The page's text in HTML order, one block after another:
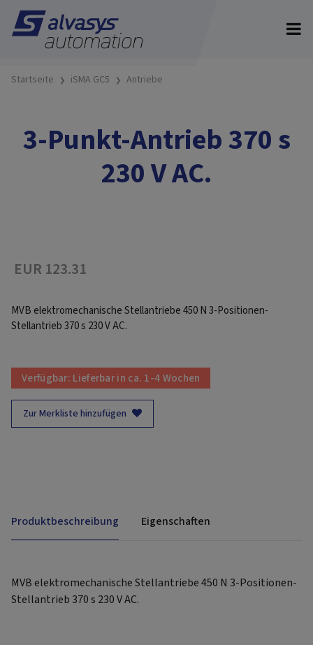
Startseite iSMA GC5 Antriebe
3-Punkt-Antrieb 370 s
230 V AC.
EUR 123.31
MVB elektromechanische Stellantriebe 450 N 3-Positionen-
Stellantrieb 370 s 230 V AC.
Verfügbar: Lieferbar in ca. 1-4 Wochen
Zur Merkliste hinzufügen
Produktbeschreibung Eigenschaften
MVB elektromechanische Stellantriebe 450 N 3-Positionen-
Stellantrieb 370 s 230 V AC.